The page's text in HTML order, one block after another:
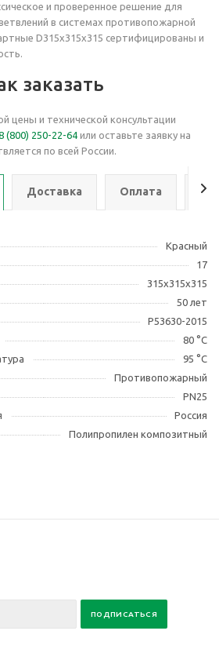
и проверенное решение для
в системах противопожарной
D315х315х315 сертифицированы и
заказать
цены и технической консультации
(800) 250-22-64 или оставьте заявку на
по всей России.
Доставка Оплата
Красный
17
315х315х315
50 лет
Р53630-2015
80 °С
95 °С
Противопожарный
PN25
Россия
Полипропилен композитный